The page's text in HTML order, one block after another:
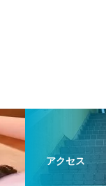
アクセス